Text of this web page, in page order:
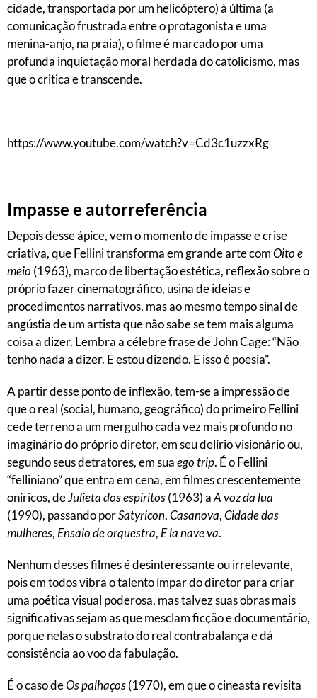
cidade, transportada por um helicóptero) à última (a
comunicação frustrada entre o protagonista e uma
menina-anjo, na praia), o filme é marcado por uma
profunda inquietação moral herdada do catolicismo, mas
que o critica e transcende.
https://www.youtube.com/watch?v=Cd3c1uzzxRg
Impasse e autorreferência
Depois desse ápice, vem o momento de impasse e crise
criativa, que Fellini transforma em grande arte comOito e
meio (1963), marco de libertação estética, reflexão sobre o
próprio fazer cinematográfico, usina de ideias e
procedimentos narrativos, mas ao mesmo tempo sinal de
angústia de um artista que não sabe se tem mais alguma
coisa a dizer. Lembra a célebre frase de John Cage: “Não
tenho nada a dizer. E estou dizendo. E isso é poesia”.
A partir desse ponto de inflexão, tem-se a impressão de
que o real (social, humano, geográfico) do primeiro Fellini
cede terreno a um mergulho cada vez mais profundo no
imaginário do próprio diretor, em seu delírio visionário ou,
segundo seus detratores, em suaego trip. É o Fellini
“felliniano” que entra em cena, em filmes crescentemente
oníricos, deJulieta dos espíritos(1963) aA voz da lua
(1990), passando porSatyricon,Casanova,Cidade das
mulheres, Ensaio de orquestra, E la nave va.
Nenhum desses filmes é desinteressante ou irrelevante,
pois em todos vibra o talento ímpar do diretor para criar
uma poética visual poderosa, mas talvez suas obras mais
significativas sejam as que mesclam ficção e documentário,
porque nelas o substrato do real contrabalança e dá
consistência ao voo da fabulação.
É o caso deOs palhaços(1970), em que o cineasta revisita